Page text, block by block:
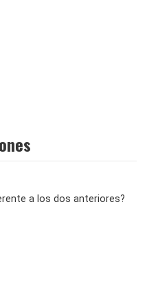
a los dos anteriores?